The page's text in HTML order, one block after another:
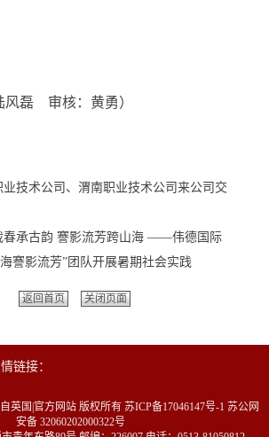
风磊 审核：黄勇）
业技术公司、渭南职业技术公司来公司交
春承古韵 謇影流芳跨山海 ——伟德国际
海謇影流芳”团队开展暑期社会实践
返回首页 关闭页面
链接：
英国|官方网站 版权所有 苏ICP备17046147号-1 苏公网
安备 32060202000322号